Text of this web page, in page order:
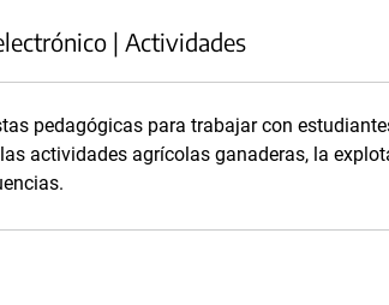
| Actividades
pedagógicas para trabajar con
actividades agrícolas ganaderas, la